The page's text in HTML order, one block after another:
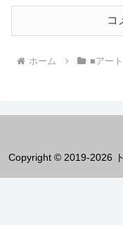
コ
ホーム ■アー
Copyright © 2019-2026